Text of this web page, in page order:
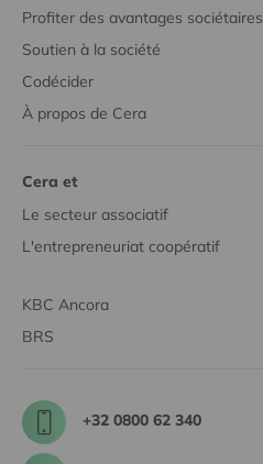
Profiter des avantages sociétaires
Soutien à la société
Codécider
À propos de Cera
Cera et
Le secteur associatif
L'entrepreneuriat coopératif
KBC Ancora
BRS
+32 0800 62 340